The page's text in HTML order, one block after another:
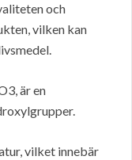
och
vilken kan
är en
vilket innebär